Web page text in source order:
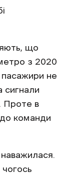
що
з 2020
не
сигнали
Проте в
команди